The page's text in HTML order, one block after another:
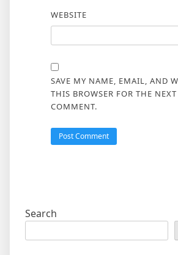
WEBSITE
SAVE MY NAME, EMAIL, AND
THIS BROWSER FOR THE
COMMENT.
Search